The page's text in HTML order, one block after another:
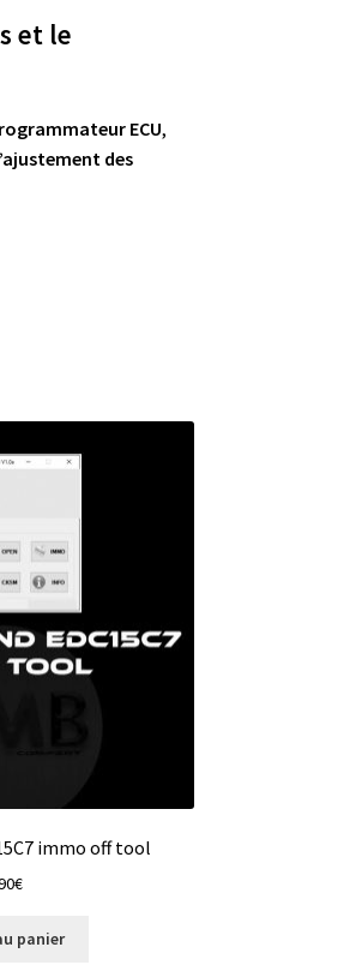
et le
ECU,
des
immo off tool
€
panier